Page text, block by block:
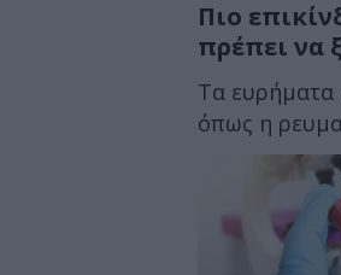
Πιο
πρέπει να
Τα ευρήματα
όπως η